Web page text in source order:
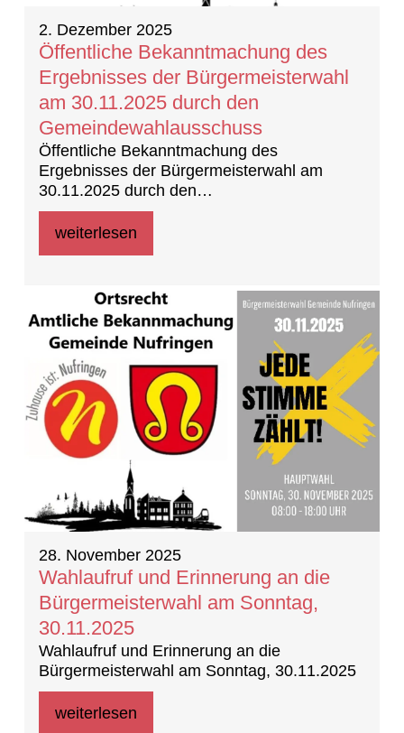
2. Dezember 2025
Öffentliche Bekanntmachung des
Ergebnisses der Bürgermeisterwahl
am 30.11.2025 durch den
Gemeindewahlausschuss
Öffentliche Bekanntmachung des
Ergebnisses der Bürgermeisterwahl am
30.11.2025 durch den
Gemeindewahlausschuss
weiterlesen
28. November 2025
Wahlaufruf und Erinnerung an die
Bürgermeisterwahl am Sonntag,
30.11.2025
Wahlaufruf und Erinnerung an die
Bürgermeisterwahl am Sonntag, 30.11.2025
weiterlesen